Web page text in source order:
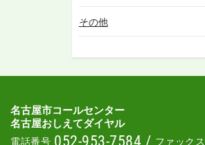
その他
名古屋市コールセンター
名古屋おしえてダイヤル
電話番号 052-953-7584 / ファック